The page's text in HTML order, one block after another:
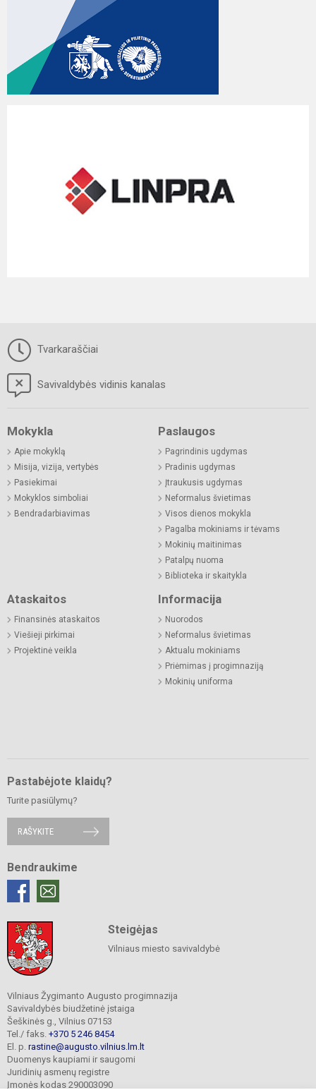
Tvarkaraščiai
Savivaldybės vidinis kanalas
Mokykla
Apie mokyklą
Misija, vizija, vertybės
Pasiekimai
Mokyklos simboliai
Bendradarbiavimas
Paslaugos
Pagrindinis ugdymas
Pradinis ugdymas
Įtraukusis ugdymas
Neformalus švietimas
Visos dienos mokykla
Pagalba mokiniams ir tėvams
Mokinių maitinimas
Patalpų nuoma
Biblioteka ir skaitykla
Ataskaitos
Finansinės ataskaitos
Viešieji pirkimai
Projektinė veikla
Informacija
Nuorodos
Neformalus švietimas
Aktualu mokiniams
Priėmimas į progimnaziją
Mokinių uniforma
Pastabėjote klaidų?
Turite pasiūlymų?
RAŠYKITE
Bendraukime
Steigėjas
Vilniaus miesto savivaldybė
Vilniaus Žygimanto Augusto progimnazija
Savivaldybės biudžetinė įstaiga
Šeškinės g., Vilnius 07153
Tel./ faks. +370 5 246 8454
El. p. rastine@augusto.vilnius.lm.lt
Duomenys kaupiami ir saugomi
Juridinių asmenų registre
Įmonės kodas 290003090